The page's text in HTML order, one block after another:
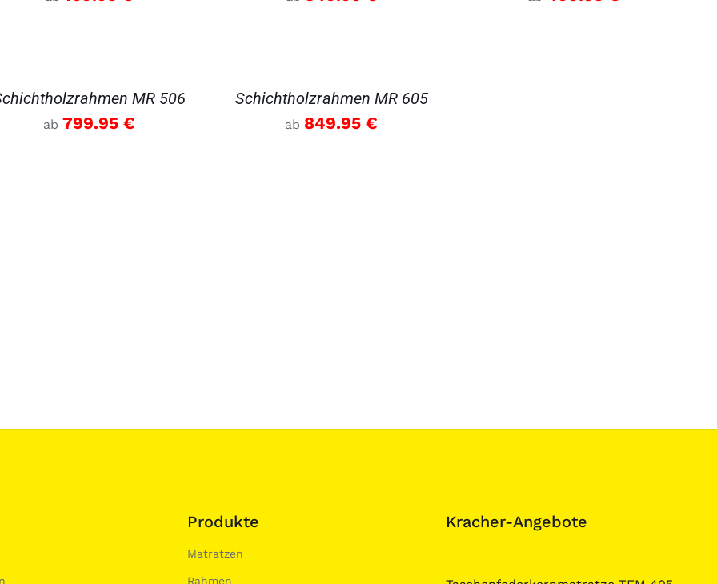
MR 506
ab 799.95 €
Schichtholzrahmen MR 605
ab 849.95€
Produkte
Matratzen
Rahmen
Kracher-Angebote